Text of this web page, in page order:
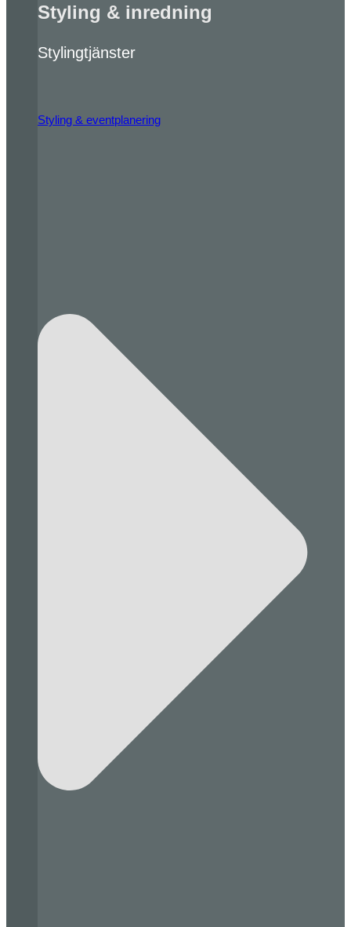
Styling & inredning
Stylingtjänster
Styling & eventplanering